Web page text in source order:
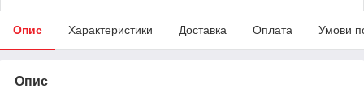
Опис Характеристики Доставка Оплата Умови
Опис